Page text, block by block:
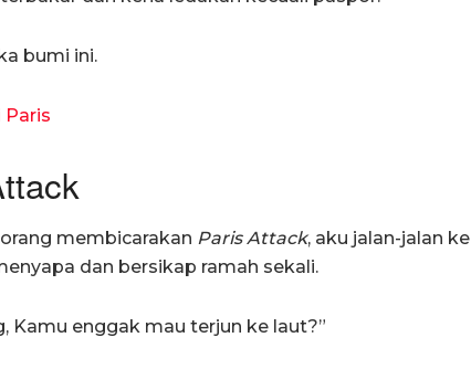
bumi ini.
Paris
membicarakan Paris Attack, aku jalan-jalan ke
dan bersikap ramah sekali.
Kamu enggak mau terjun ke laut?”